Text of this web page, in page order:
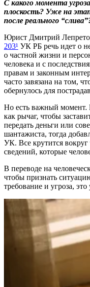
С какого момента
плоскость? Уже на
после реального
Юрист Дмитрий
203¹ УК РБ речь идет о
о частной жизни и
человека и с
правам и законным
часто завязана на том,
обернулось для
Но есть важный момент.
как рычаг, чтобы
передать деньги или
шантажиста, тогда
УК. Все крутится
сведений, которые
В переводе на
чтобы признать
требование и угроза,